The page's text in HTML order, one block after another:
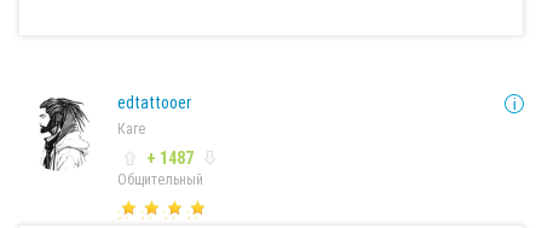
edtattooer
Каге
+ 1487
Общительный